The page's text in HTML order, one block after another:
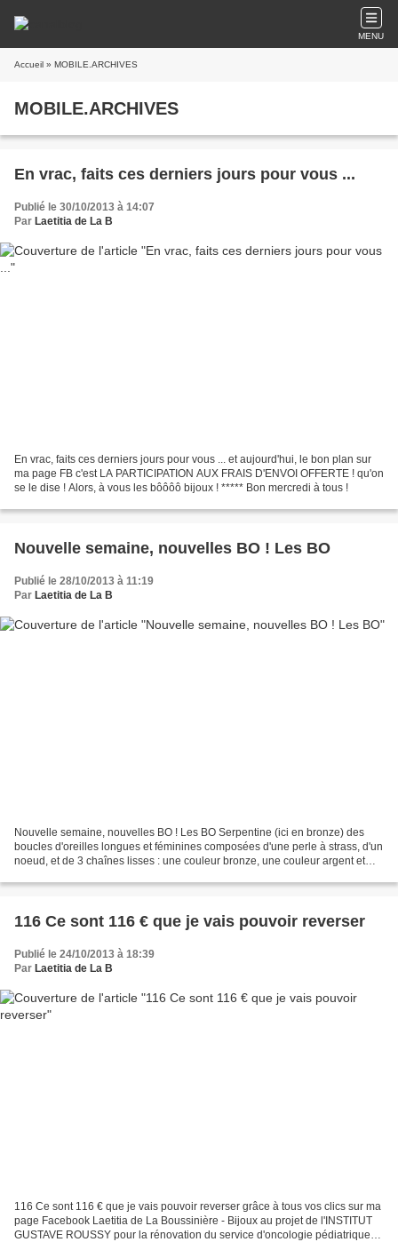
MENU
Accueil » MOBILE.ARCHIVES
MOBILE.ARCHIVES
En vrac, faits ces derniers jours pour vous ...
Publié le 30/10/2013 à 14:07
Par Laetitia de La B
En vrac, faits ces derniers jours pour vous ... et aujourd'hui, le bon plan sur
ma page FB c'est LA PARTICIPATION AUX FRAIS D'ENVOI OFFERTE ! qu'on
se le dise ! Alors, à vous les bôôôô bijoux ! ***** Bon mercredi à tous !
Nouvelle semaine, nouvelles BO ! Les BO
Publié le 28/10/2013 à 11:19
Par Laetitia de La B
Nouvelle semaine, nouvelles BO ! Les BO Serpentine (ici en bronze) des
boucles d'oreilles longues et féminines composées d'une perle à strass, d'un
noeud, et de 3 chaînes lisses : une couleur bronze, une couleur argent et
116 Ce sont 116 € que je vais pouvoir reverser
Publié le 24/10/2013 à 18:39
Par Laetitia de La B
116 Ce sont 116 € que je vais pouvoir reverser grâce à tous vos clics sur ma
page Facebook Laetitia de La Boussinière - Bijoux au projet de l'INSTITUT
GUSTAVE ROUSSY pour la rénovation du service d'oncologie pédiatrique